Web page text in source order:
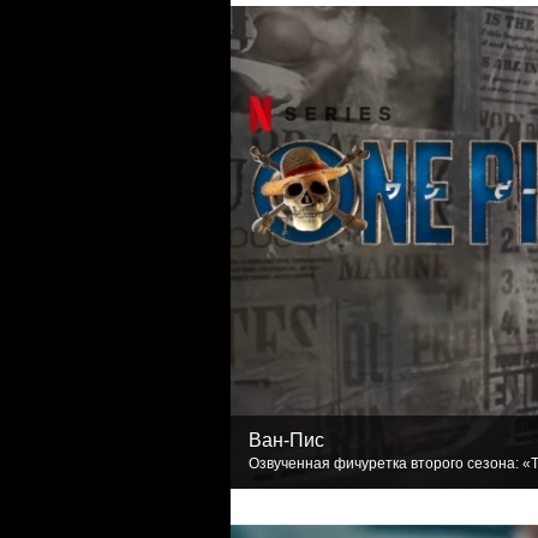
Ван-Пис
Озвученная фичуретка второго сезона: